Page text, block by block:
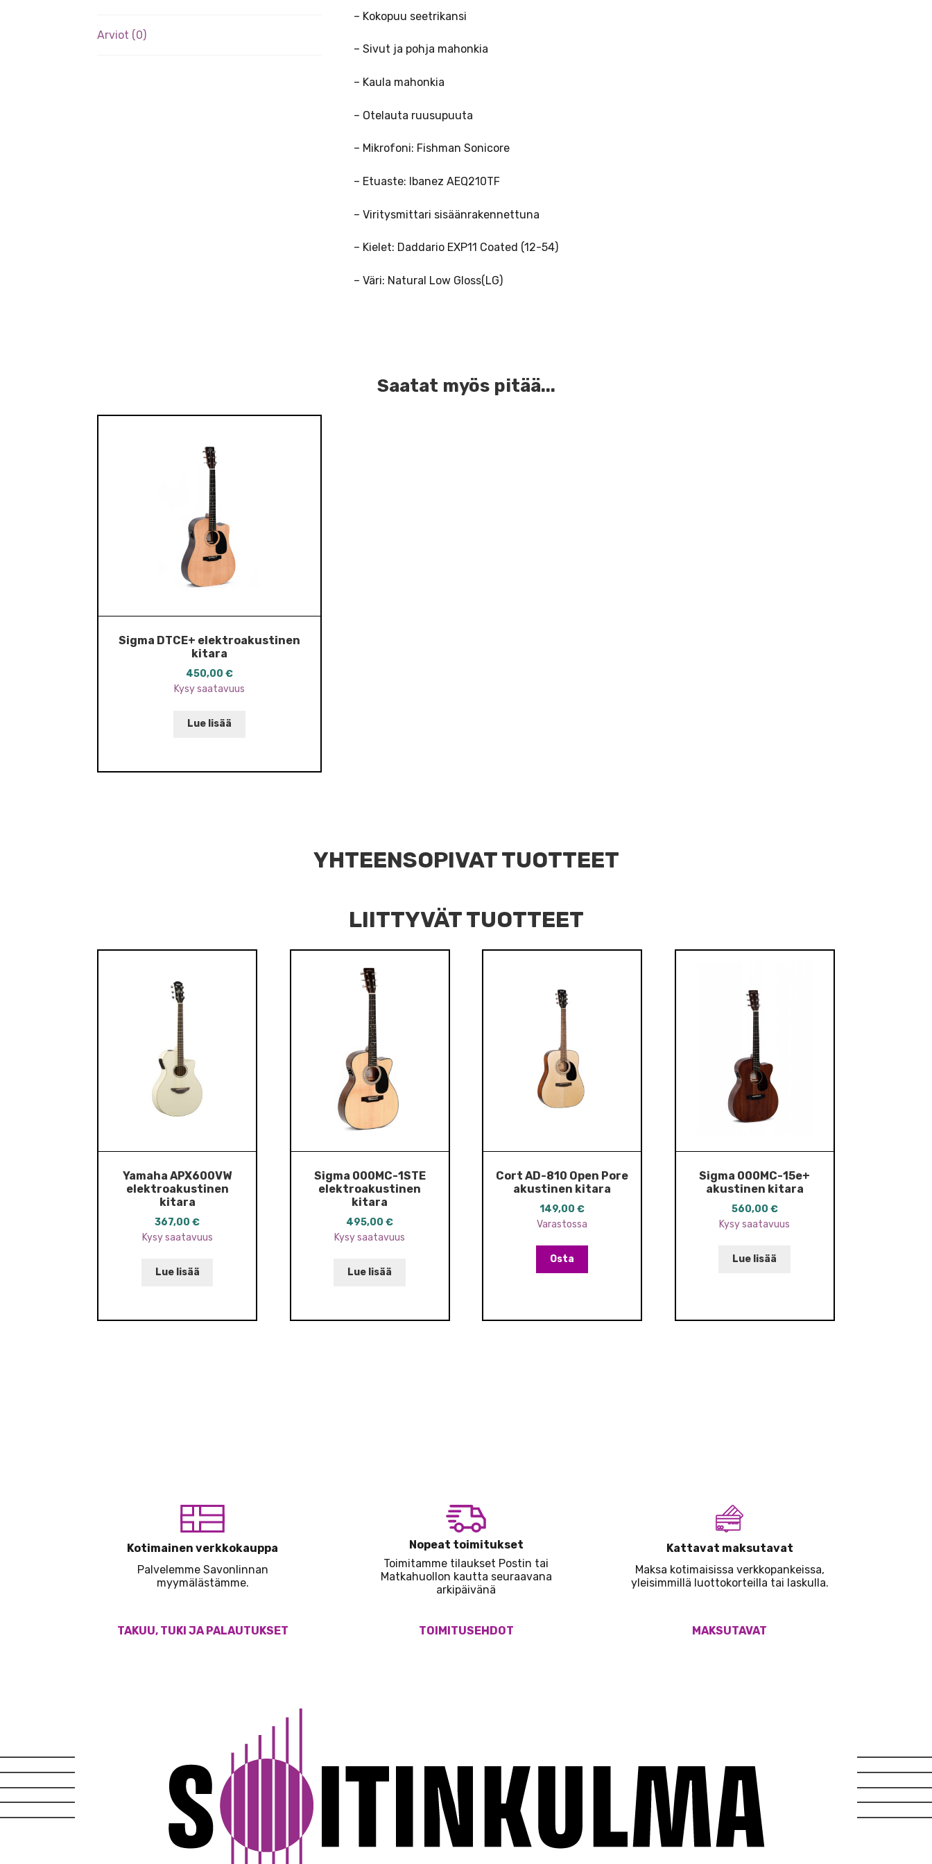
Arviot (0)
– Kokopuu seetrikansi
– Sivut ja pohja mahonkia
– Kaula mahonkia
– Otelauta ruusupuuta
– Mikrofoni: Fishman Sonicore
– Etuaste: Ibanez AEQ210TF
– Viritysmittari sisäänrakennettuna
– Kielet: Daddario EXP11 Coated (12-54)
– Väri: Natural Low Gloss(LG)
Saatat myös pitää...
Sigma DTCE+ elektroakustinen
kitara
450,00 €
Kysy saatavuus
Lue lisää
YHTEENSOPIVAT TUOTTEET
LIITTYVÄT TUOTTEET
Yamaha APX600VW
elektroakustinen
kitara
367,00€
Kysy saatavuus
Lue lisää
Sigma 000MC-1STE
elektroakustinen
kitara
495,00€
Kysy saatavuus
Lue lisää
Cort AD-810 Open Pore
akustinen kitara
149,00€
Varastossa
Osta
Sigma 000MC-15e+
akustinen kitara
560,00 €
Kysy saatavuus
Lue lisää
Kotimainen verkkokauppa
Palvelemme Savonlinnan
myymälästämme.
TAKUU, TUKI JA PALAUTUKSET
Nopeat toimitukset
Toimitamme tilaukset Postin tai
Matkahuollon kautta seuraavana
arkipäivänä
TOIMITUSEHDOT
Kattavat maksutavat
Maksa kotimaisissa verkkopankeissa,
yleisimmillä luottokorteilla tai laskulla.
MAKSUTAVAT